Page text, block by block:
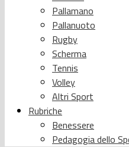
Pallamano
Pallanuoto
Rugby
Scherma
Tennis
Volley
Altri Sport
Rubriche
Benessere
Pedagogia dello